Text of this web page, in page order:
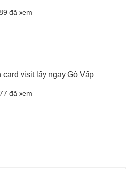
đã xem
card visit lấy ngay Gò Vấp
đã xem